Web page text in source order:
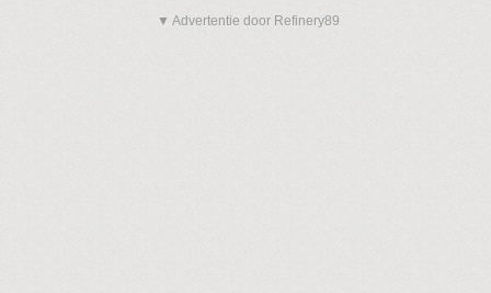
▼ Advertentie door Refinery89